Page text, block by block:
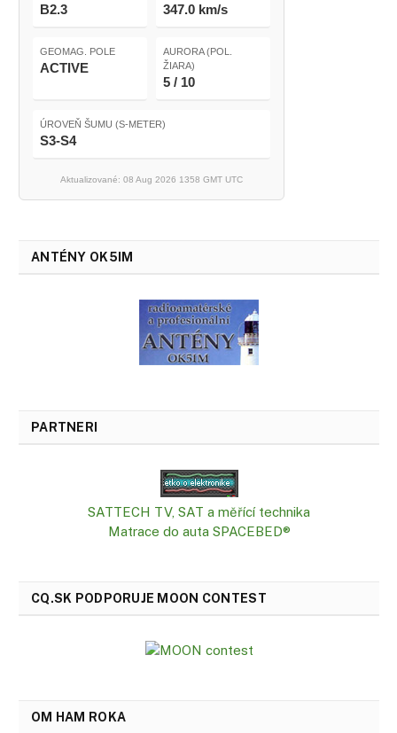
B2.3 347.0 km/s
GEOMAG. POLE
ACTIVE
AURORA (POL.
ŽIARA)
5 / 10
ÚROVEŇ ŠUMU (S-METER)
S3-S4
Aktualizované: 08 Aug 2026 1358 GMT UTC
ANTÉNY OK5IM
PARTNERI
SATTECH TV, SAT a měřící technika
Matrace do auta SPACEBED®
CQ.SK PODPORUJE MOON CONTEST
OM HAM ROKA